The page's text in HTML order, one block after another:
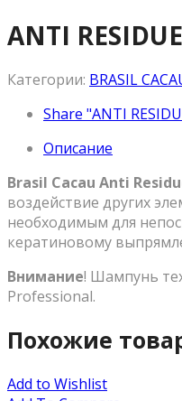
ANTI
Категории: BRASIL
Share "ANTI
Описание
Brasil Cacau Anti
воздействие других
необходимым для
кератиновому
Внимание! Шампунь
Professional.
Похожие
Add to Wishlist